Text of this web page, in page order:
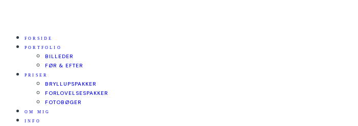
FORSIDE
PORTFOLIO
BILLEDER
FØR & EFTER
PRISER
BRYLLUPSPAKKER
FORLOVELSESPAKKER
FOTOBØGER
OM MIG
INFO